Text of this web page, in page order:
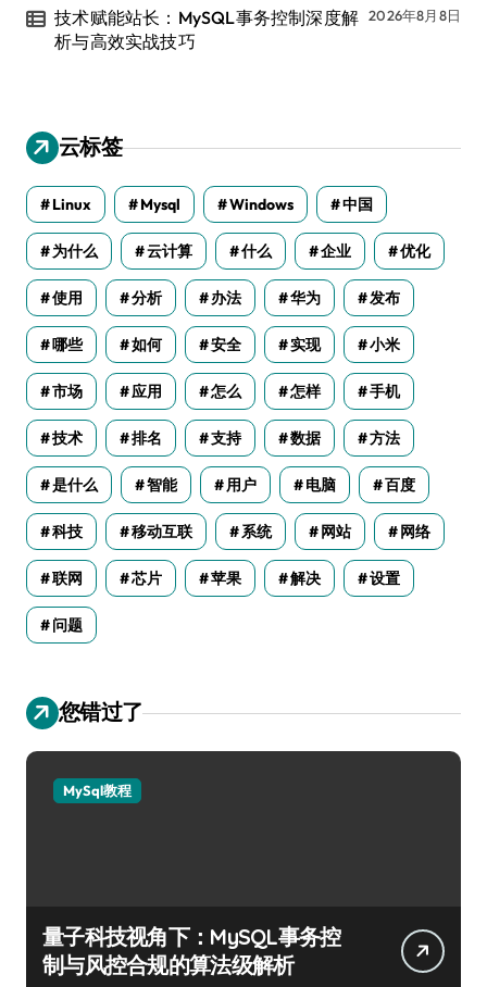
技术赋能站长：MySQL事务控制深度解
析与高效实战技巧
2026年8月8日
云标签
Linux Mysql Windows 中国
为什么 云计算 什么 企业 优化
使用 分析 办法 华为 发布
哪些 如何 安全 实现 小米
市场 应用 怎么 怎样 手机
技术 排名 支持 数据 方法
是什么 智能 用户 电脑 百度
科技 移动互联 系统 网站 网络
联网 芯片 苹果 解决 设置
问题
您错过了
MySql教程
量子科技视角下：MySQL事务控
制与风控合规的算法级解析